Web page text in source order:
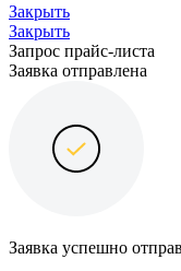
Закрыть
Закрыть
Запрос прайс-листа
Заявка отправлена
Заявка успешно